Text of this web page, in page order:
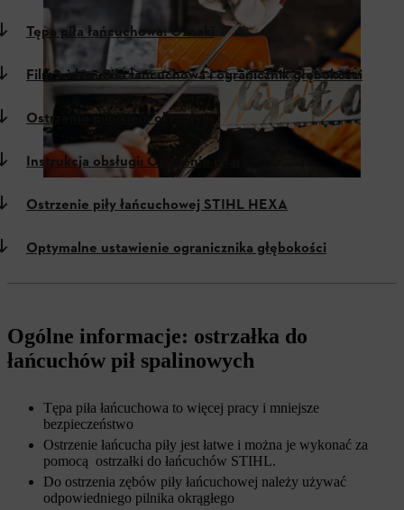
Tępa piła łańcuchowa: Oznaki
Film wideo: Piła łańcuchowa i ogranicznik głębokości
Ostrzenie pilnikiem okrągłym
Instrukcja obsługi: Ostrzenie pilarki
Ostrzenie piły łańcuchowej STIHL HEXA
Optymalne ustawienie ogranicznika głębokości
Ogólne informacje: ostrzałka do
łańcuchów pił spalinowych
Tępa piła łańcuchowa to więcej pracy i mniejsze
bezpieczeństwo
Ostrzenie łańcucha piły jest łatwe i można je wykonać za
pomocą ostrzałki do łańcuchów STIHL.
Do ostrzenia zębów piły łańcuchowej należy używać
odpowiedniego pilnika okrągłego